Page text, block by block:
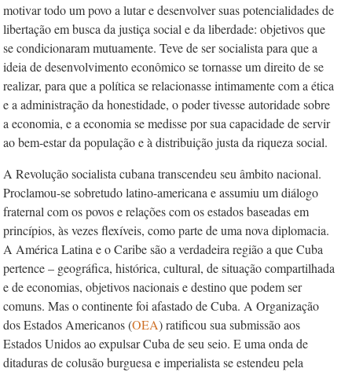
motivar todo um povo a lutar e desenvolver suas potencialidades de
libertação em busca da justiça social e da liberdade: objetivos que
se condicionaram mutuamente. Teve de ser socialista para que a
ideia de desenvolvimento econômico se tornasse um direito de se
realizar, para que a política se relacionasse intimamente com a ética
e a administração da honestidade, o poder tivesse autoridade sobre
a economia, e a economia se medisse por sua capacidade de servir
ao bem-estar da população e à distribuição justa da riqueza social.
A Revolução socialista cubana transcendeu seu âmbito nacional.
Proclamou-se sobretudo latino-americana e assumiu um diálogo
fraternal com os povos e relações com os estados baseadas em
princípios, às vezes flexíveis, como parte de uma nova diplomacia.
A América Latina e o Caribe são a verdadeira região a que Cuba
pertence – geográfica, histórica, cultural, de situação compartilhada
e de economias, objetivos nacionais e destino que podem ser
comuns. Mas o continente foi afastado de Cuba. A Organização
dos Estados Americanos (OEA) ratificou sua submissão aos
Estados Unidos ao expulsar Cuba de seu seio. E uma onda de
ditaduras de colusão burguesa e imperialista se estendeu pela